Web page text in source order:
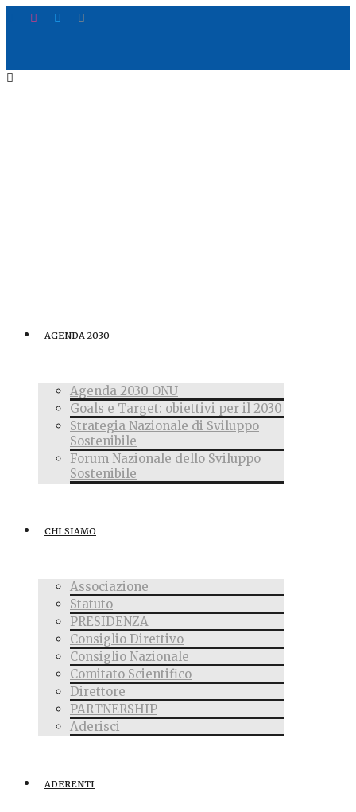
AGENDA 2030
Agenda 2030 ONU
Goals e Target: obiettivi per il 2030
Strategia Nazionale di Sviluppo
Sostenibile
Forum Nazionale dello Sviluppo
Sostenibile
CHI SIAMO
Associazione
Statuto
PRESIDENZA
Consiglio Direttivo
Consiglio Nazionale
Comitato Scientifico
Direttore
PARTNERSHIP
Aderisci
ADERENTI